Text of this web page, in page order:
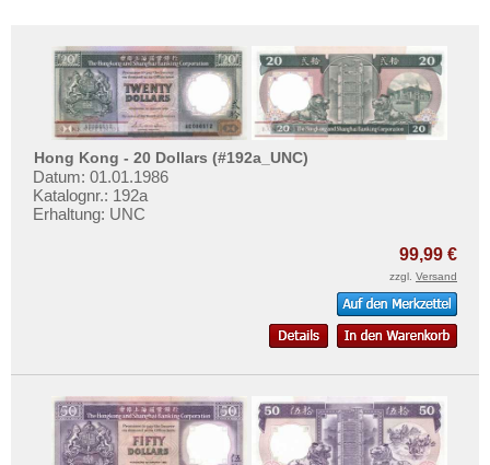
Hong Kong - 20 Dollars (#192a_UNC)
Datum: 01.01.1986
Katalognr.: 192a
Erhaltung: UNC
99,99 €
zzgl. Versand